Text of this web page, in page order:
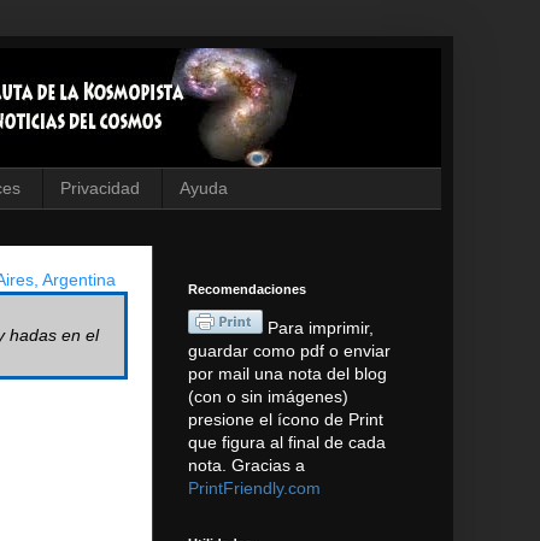
Privacidad Ayuda
Argentina
hadas en el
Recomendaciones
Para imprimir,
guardar como pdf o enviar
por mail una nota del blog
(con o sin imágenes)
presione el ícono de Print
que figura al final de cada
nota. Gracias a
PrintFriendly.com